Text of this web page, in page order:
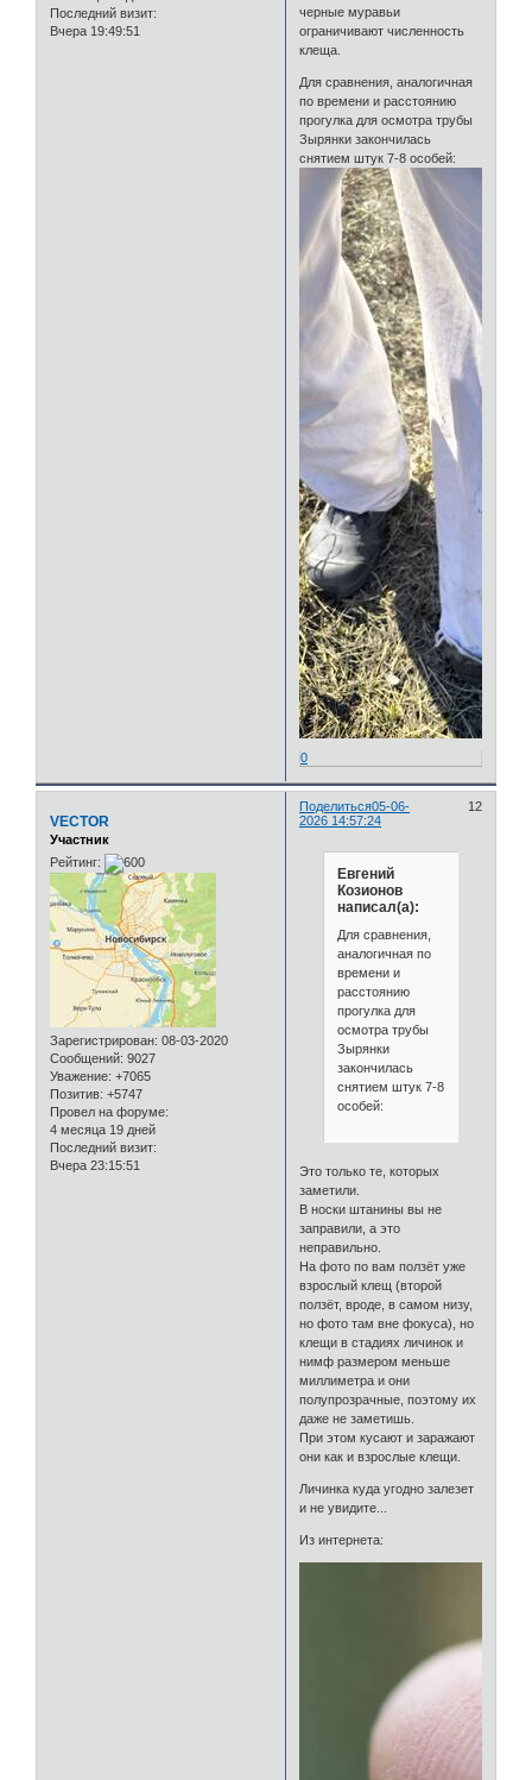
Последний визит:
Вчера 19:49:51
черные муравьи
ограничивают численность
клеща.
Для сравнения, аналогичная
по времени и расстоянию
прогулка для осмотра трубы
Зырянки закончилась
снятием штук 7-8 особей:
0
Поделиться 12
05-06-
2026 14:57:24
VECTOR
Участник
Рейтинг:
Зарегистрирован: 08-03-2020
Сообщений: 9027
Уважение: +7065
Позитив: +5747
Провел на форуме:
4 месяца 19 дней
Последний визит:
Вчера 23:15:51
Евгений
Козионов
написал(а):
Для сравнения,
аналогичная по
времени и
расстоянию
прогулка для
осмотра трубы
Зырянки
закончилась
снятием штук 7-8
особей:
Это только те, которых
заметили.
В носки штанины вы не
заправили, а это
неправильно.
На фото по вам ползёт уже
взрослый клещ (второй
ползёт, вроде, в самом низу,
но фото там вне фокуса), но
клещи в стадиях личинок и
нимф размером меньше
миллиметра и они
полупрозрачные, поэтому их
даже не заметишь.
При этом кусают и заражают
они как и взрослые клещи.
Личинка куда угодно залезет
и не увидите...
Из интернета: